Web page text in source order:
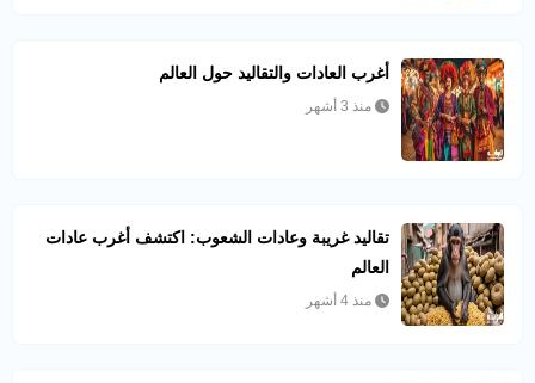
أغرب العادات والتقاليد حول العالم
منذ 3 أشهر
تقاليد غريبة وعادات الشعوب: اكتشف أغرب عادات
العالم
منذ 4 أشهر